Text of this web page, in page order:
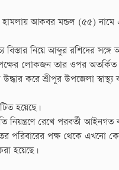
হামলায় আকবর মন্ডল (৫৫)
নিয়ে আব্দুর রশিদের
লোকজন তার ওপর
করে শ্রীপুর উপজেলা স্বাস্থ্য
হয়েছে।
রেখে পরবর্তী আইনগত
পরিবারের পক্ষ থেকে
হয়েছে।